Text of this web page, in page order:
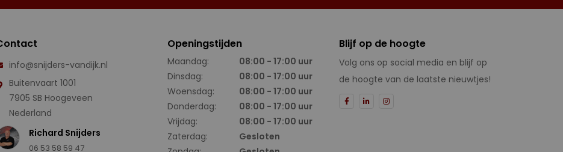
info@snijders-vandijk.nl
Buitenvaart 1001
7905 SB Hoogeveen
Nederland
Richard Snijders
06 53 58 59 47
Openingstijden
Maandag:
08:00 - 17:00 uur
Dinsdag:
08:00 - 17:00 uur
Woensdag:
08:00 - 17:00 uur
Donderdag:
08:00 - 17:00 uur
Vrijdag:
08:00 - 17:00 uur
Zaterdag:
Gesloten
Blijf op de hoogte
Volg ons op social media en blijf op
de hoogte van de laatste nieuwtjes!